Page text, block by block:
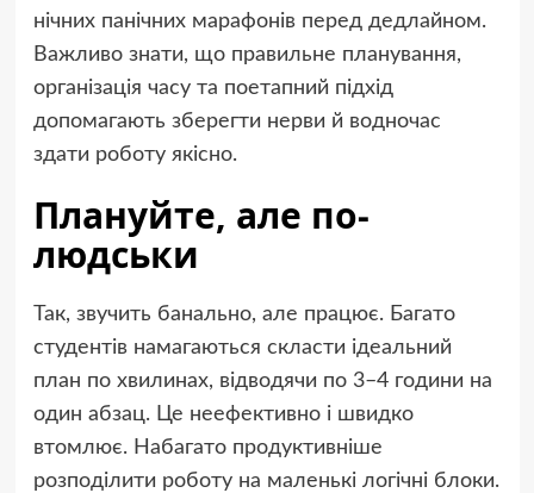
нічних панічних марафонів перед дедлайном.
Важливо знати, що правильне планування,
організація часу та поетапний підхід
допомагають зберегти нерви й водночас
здати роботу якісно.
Плануйте, але по-
людськи
Так, звучить банально, але працює. Багато
студентів намагаються скласти ідеальний
план по хвилинах, відводячи по 3–4 години на
один абзац. Це неефективно і швидко
втомлює. Набагато продуктивніше
розподілити роботу на маленькі логічні блоки.